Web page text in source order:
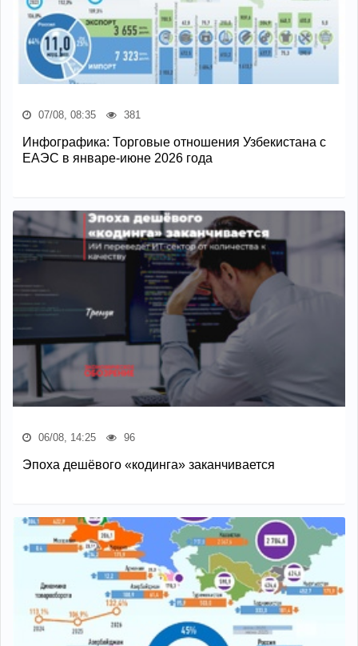
07/08, 08:35 381
Инфографика: Торговые отношения Узбекистана с
ЕАЭС в январе-июне 2026 года
06/08, 14:25 96
Эпоха дешёвого «кодинга» заканчивается